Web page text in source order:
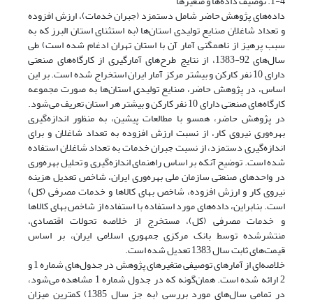
داده‌های پژوهش حاضر شامل دستمزد (جبران خدمات)، ارزش افزوده
و تعداد شاغلان صنایع تولیدی استان‌ها (به استثنای استان البرز که به
سبب پرهیز از ناهمگنی آمار آن با استان تهران ادغام شده است) طی
سال‌های 92-1383، از نتایج طرح‌های آمارگیری از کارگاه‌های صنعتی
دارای 10 نفر کارکن و بیشتر مرکز آمار ایران استخراج شده است. بر این
اساس، در پژوهش حاضر، صنایع تولیدی استان‌ها به صورت مجموعه
کارگاه‌های صنعتی دارای 10 نفر کارکن و بیشتر هر استان تعریف می‌شود.
در پژوهش حاضر، همسو با مطالعات پیشین، به منظور اندازه‌گیری
بهره‌وری نیروی کار، از نسبت ارزش افزوده به تعداد شاغلان و برای
اندازه‌گیری دستمزد، از نسبت جبران خدمات به تعداد شاغلان استفاده
شده است. توضیح آنکه بر اساس راهنمای اندازه‌گیری و تحلیل بهره‌وری
در واحدهای صنعتی سازمان ملی بهره‌وری ایران، شاخص تعدیل هزینه
نیروی کار و ارزش افزوده، شاخص بهای کالاها و خدمات مصرفی (کل)
است. بنابراین، داده‌های مورد استفاده با استفاده از شاخص بهای کالاها
و خدمات مصرفی (کل)، مستخرج از خلاصه تحولات اقتصادی،
منتشرشده توسط بانک مرکزی جمهوری اسلامی ایران، بر اساس
قیمت‌های ثابت سال 1383 تعدیل شده است.
خلاصه‌ای از آمارهای توصیفی متغیرهای پژوهش در جدول‌های شماره 1 و
2 ارائه شده است. همان‌گونه که در جدول شماره 1 مشاهده می‌شود،
در تمامی سال‌های مورد بررسی (به جز سال 1385) کمترین میزان